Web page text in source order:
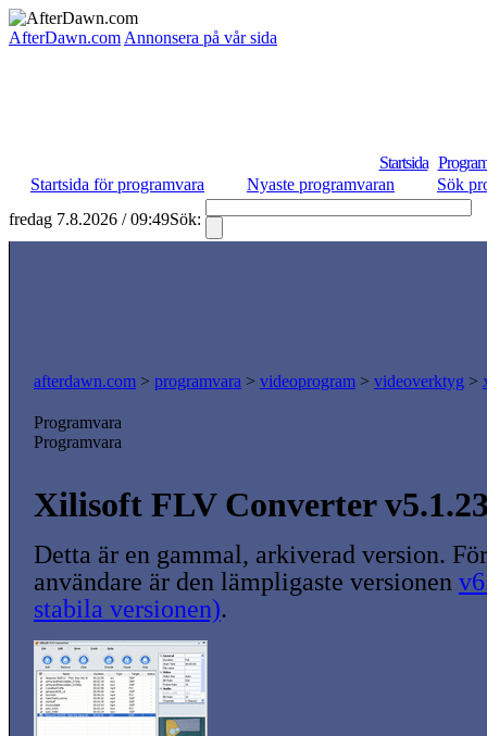
AfterDawn.com Annonsera på vår sida
Startsida
Startsida för programvara
Nyaste programvaran
Sök
fredag 7.8.2026 / 09:49Sök:
afterdawn.com > programvara > videoprogram > videoverktyg >
Programvara
Programvara
Xilisoft FLV Converter
Detta är en gammal, arkiverad version.
användare är den lämpligaste versionen
stabila versionen).